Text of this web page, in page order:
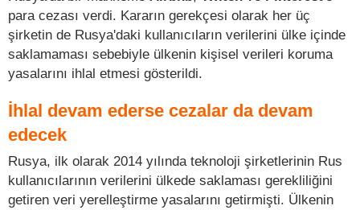
para cezası verdi. Kararın gerekçesi olarak her üç
şirketin de Rusya'daki kullanıcıların verilerini ülke içinde
saklamaması sebebiyle ülkenin kişisel verileri koruma
yasalarını ihlal etmesi gösterildi.
İhlal devam ederse cezalar da devam
edecek
Rusya, ilk olarak 2014 yılında teknoloji şirketlerinin Rus
kullanıcılarının verilerini ülkede saklaması gerekliliğini
getiren veri yerelleştirme yasalarını getirmişti. Ülkenin